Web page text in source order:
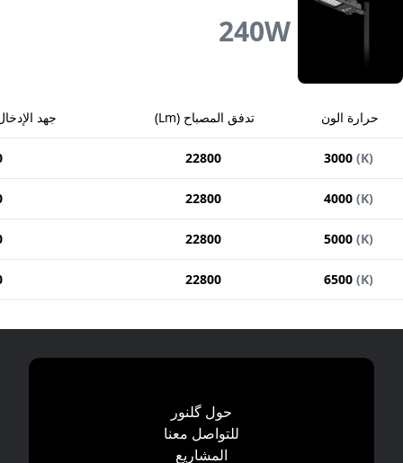
240W
حرارة الون تدفق المصباح (
Lm
) جهد
3000 (K)
22800
4000 (K)
22800
5000 (K)
22800
6500 (K)
22800
حول گلنور
للتواصل معنا
المشاریع